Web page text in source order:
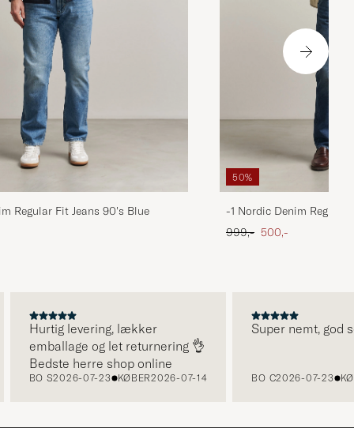
Regular Fit Jeans 90's Blue
50%
-1 Nordic Denim Regular
Ordinary pris
999,- Nedsat pris
500,-
Hurtig levering, lækker
emballage og let returnering 👌
Bedste herre shop online
BO S2026-07-23 KØBER2026-07-14
Super nemt, god
BO C2026-07-23